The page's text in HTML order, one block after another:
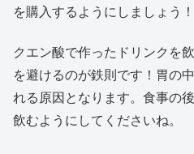
を購入するようにしましょう！
クエン酸で作ったドリンクを
を避けるのが鉄則です！胃の
れる原因となります。食事の
飲むようにしてくださいね。